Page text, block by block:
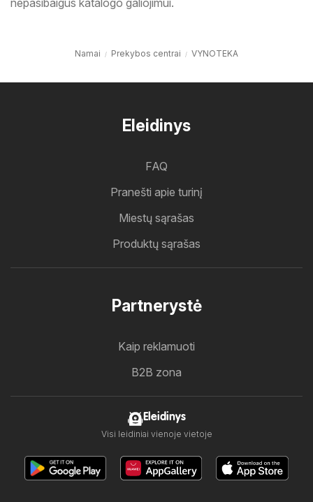
nepasibaigus katalogo galiojimui.
Namai Prekybos centrai VYNOTEKA
Eleidinys
FAQ
Pranešti apie turinį
Miestų sąrašas
Produktų sąrašas
Partnerystė
Kaip reklamuoti
B2B zona
Eleidinys
Visi leidiniai vienoje vietoje